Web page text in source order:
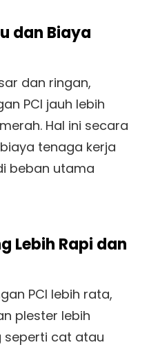
dan Biaya
dan ringan,
PCI jauh lebih
Hal ini secara
tenaga kerja
beban utama
Lebih Rapi dan
PCI lebih rata,
plester lebih
seperti cat atau